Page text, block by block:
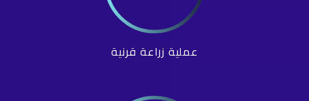
عملية زراعة قرنية